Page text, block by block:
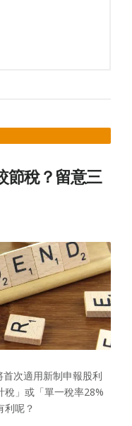
節稅？留意三
次適用新制申報股利
稅」或「單一稅率28%
利呢？